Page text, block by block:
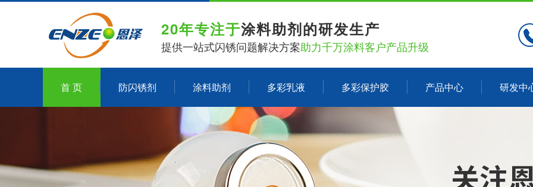
20年专注于涂料助剂的研发生产
提供一站式闪锈问题解决方案助力千万涂料客户产品升级
首 页 防闪锈剂 涂料助剂 多彩乳液 多彩保护胶 产品中心 研发中